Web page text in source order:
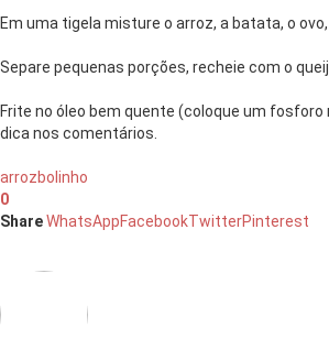
Em uma tigela misture o arroz, a batata, o
Separe pequenas porções, recheie com o
Frite no óleo bem quente (coloque um
dica nos comentários.
arrozbolinho
0
ShareWhatsAppFacebookTwitterPinterest